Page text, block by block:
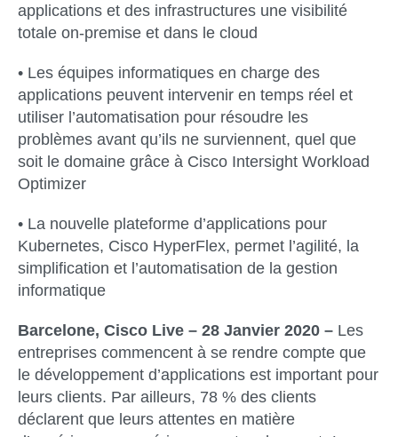
applications et des infrastructures une visibilité
totale on-premise et dans le cloud
• Les équipes informatiques en charge des
applications peuvent intervenir en temps réel et
utiliser l’automatisation pour résoudre les
problèmes avant qu’ils ne surviennent, quel que
soit le domaine grâce à Cisco Intersight Workload
Optimizer
• La nouvelle plateforme d’applications pour
Kubernetes, Cisco HyperFlex, permet l’agilité, la
simplification et l’automatisation de la gestion
informatique
Barcelone, Cisco Live – 28 Janvier 2020 – Les
entreprises commencent à se rendre compte que
le développement d’applications est important pour
leurs clients. Par ailleurs, 78 % des clients
déclarent que leurs attentes en matière